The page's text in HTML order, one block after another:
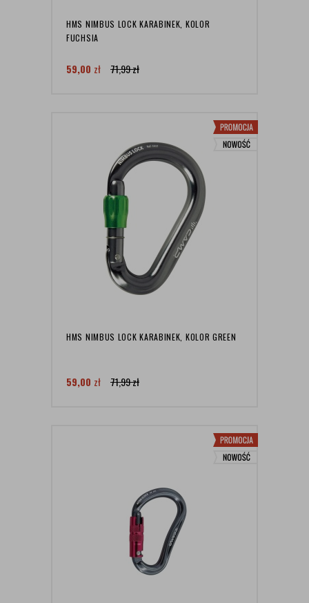
HMS NIMBUS LOCK KARABINEK, KOLOR
FUCHSIA
59,00 zł 71,99zł
HMS NIMBUS LOCK KARABINEK, KOLOR GREEN
59,00 zł 71,99zł